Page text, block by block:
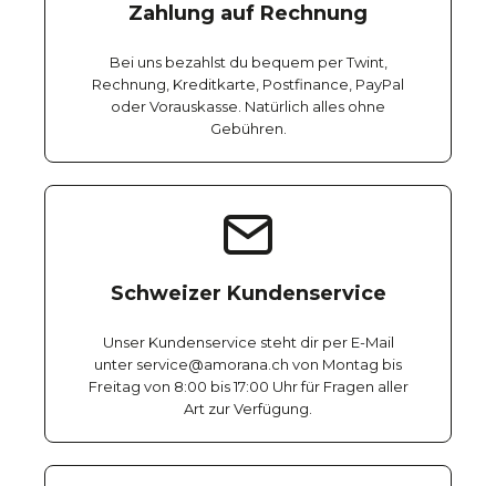
Zahlung auf Rechnung
Bei uns bezahlst du bequem per Twint,
Rechnung, Kreditkarte, Postfinance, PayPal
oder Vorauskasse. Natürlich alles ohne
Gebühren.
Schweizer Kundenservice
Unser Kundenservice steht dir per E-Mail
unter service@amorana.ch von Montag bis
Freitag von 8:00 bis 17:00 Uhr für Fragen aller
Art zur Verfügung.